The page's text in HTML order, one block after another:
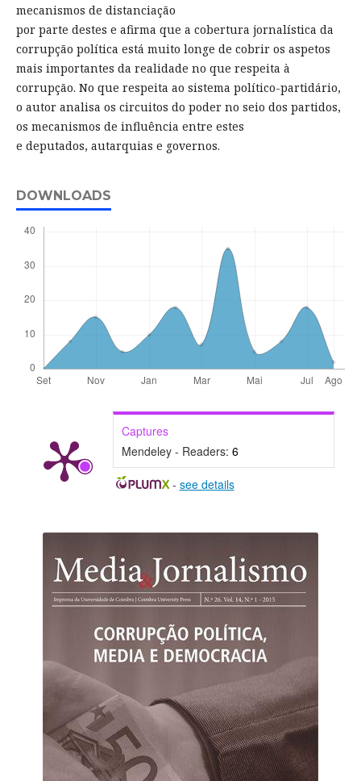
mecanismos de distanciação
por parte destes e afirma que a cobertura jornalística da
corrupção política está muito longe de cobrir os aspetos
mais importantes da realidade no que respeita à
corrupção. No que respeita ao sistema político-partidário,
o autor analisa os circuitos do poder no seio dos partidos,
os mecanismos de influência entre estes
e deputados, autarquias e governos.
DOWNLOADS
Captures
Mendeley - Readers: 6
- see details